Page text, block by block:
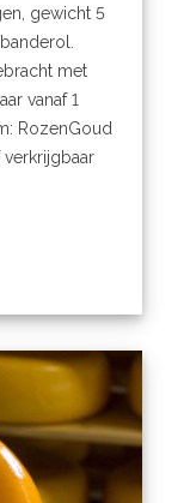
gewicht 5
met
vanaf 1
RozenGoud
verkrijgbaar